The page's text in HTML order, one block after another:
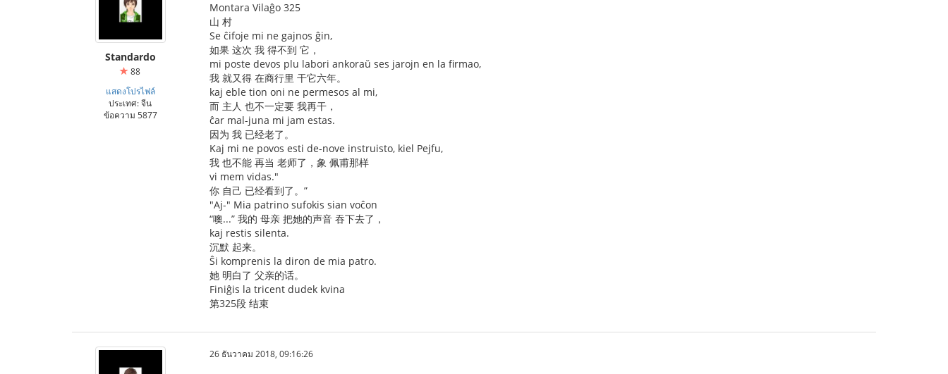
Standardo
88
แสดงโปรไฟล์
ประเทศ: จีน
ข้อความ 5877
Montara Vilaĝo 325
山 村
Se ĉifoje mi ne gajnos ĝin,
如果 这次 我 得不到 它，
mi poste devos plu labori ankoraŭ ses jarojn en la firmao,
我 就又得 在商行里 干它六年。
kaj eble tion oni ne permesos al mi,
而 主人 也不一定要 我再干，
ĉar mal-juna mi jam estas.
因为 我 已经老了。
Kaj mi ne povos esti de-nove instruisto, kiel Pejfu,
我 也不能 再当 老师了，象 佩甫那样
vi mem vidas."
你 自己 已经看到了。”
"Aj-" Mia patrino sufokis sian voĉon
“噢...” 我的 母亲 把她的声音 吞下去了，
kaj restis silenta.
沉默 起来。
Ŝi komprenis la diron de mia patro.
她 明白了 父亲的话。
Finiĝis la tricent dudek kvina
第325段 结束
26 ธันวาคม 2018, 09:16:26